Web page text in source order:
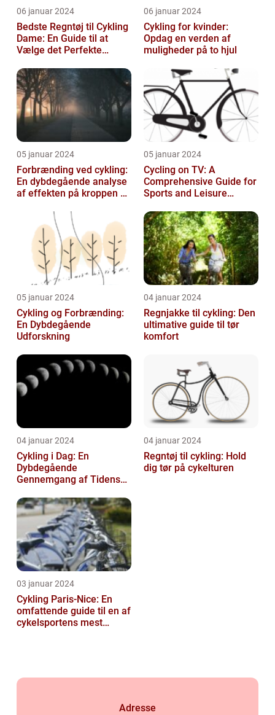
06 januar 2024
Bedste Regntøj til Cykling
Dame: En Guide til at
Vælge det Perfekte
unde...
06 januar 2024
Cykling for kvinder:
Opdag en verden af
muligheder på to hjul
05 januar 2024
Forbrænding ved cykling:
En dybdegående analyse
af effekten på kroppen og
05 januar 2024
Cycling on TV: A
Comprehensive Guide for
Sports and Leisure
05 januar 2024
Cykling og Forbrænding:
En Dybdegående
Udforskning
04 januar 2024
Regnjakke til cykling: Den
ultimative guide til tør
komfort
04 januar 2024
Cykling i Dag: En
Dybdegående
Gennemgang af Tidens
04 januar 2024
Regntøj til cykling: Hold
dig tør på cykelturen
03 januar 2024
Cykling Paris-Nice: En
omfattende guide til en af
cykelsportens mest
Adresse